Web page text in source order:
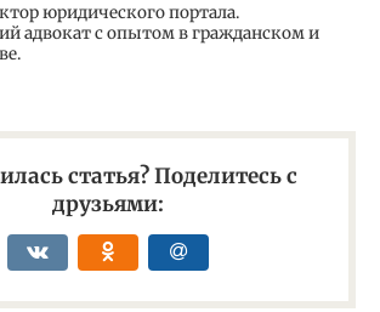
юридического портала.
адвокат с опытом в гражданском и
статья? Поделитесь с
друзьями: